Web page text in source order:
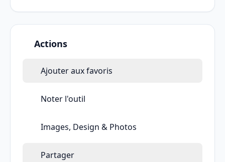
Actions
Ajouter aux favoris
Noter l'outil
Images, Design & Photos
Partager